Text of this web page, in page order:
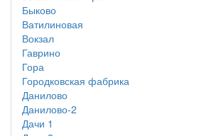
Быково
Ватилиновая
Вокзал
Гаврино
Гора
Городковская фабрика
Данилово
Данилово-2
Дачи 1